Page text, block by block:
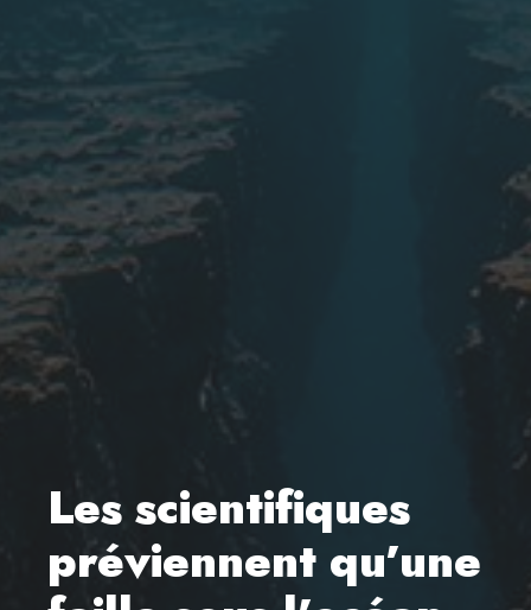
Les scientifiques
préviennent qu’une